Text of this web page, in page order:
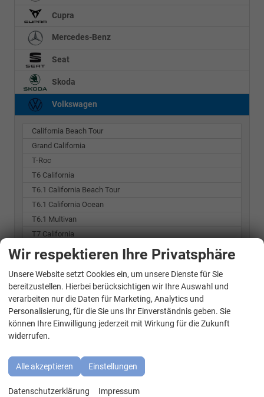
Cupra
Mercedes-Benz
Seat
Skoda
Volkswagen
California Beach Tour
Grand California
T-Roc
T6 California
T6.1 California Beach Tour
T6.1 California Ocean
T6.1 Multivan
T7 California
T7 Transporter
Schnellsuche
Marke
Modell
alles ausgewählt
Wir respektieren Ihre Privatsphäre
Unsere Website setzt Cookies ein, um unsere Dienste für Sie
bereitzustellen. Hierbei berücksichtigen wir Ihre Auswahl und
verarbeiten nur die Daten für Marketing, Analytics und
Personalisierung, für die Sie uns Ihr Einverständnis geben. Sie
können Ihre Einwilligung jederzeit mit Wirkung für die Zukunft
widerrufen.
Alle akzeptieren Einstellungen
Datenschutzerklärung Impressum